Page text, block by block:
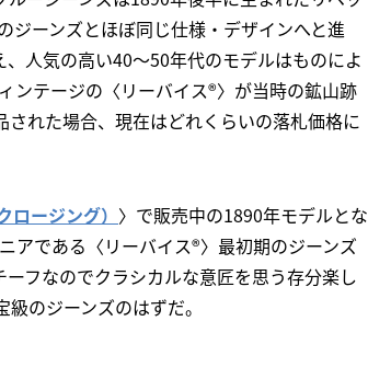
ジーンズとほぼ同じ仕様・デザインへと進
人気の高い40～50年代のモデルはものによ
ンテージの〈リーバイス®〉が当時の鉱山跡
れた場合、現在はどれくらいの落札価格に
ロージング） 〉で販売中の1890年モデルとな
アである〈リーバイス®〉最初期のジーンズ
フなのでクラシカルな意匠を思う存分楽し
のジーンズのはずだ。